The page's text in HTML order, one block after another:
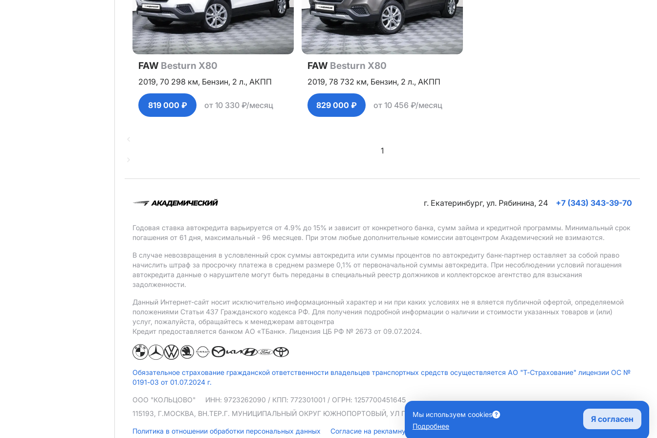
FAW Besturn X80
2019, 70 298 км, Бензин, 2 л., АКПП
819 000 ₽ от 10 330 ₽/месяц
FAW Besturn X80
2019, 78 732 км, Бензин, 2 л., АКПП
829 000 ₽ от 10 456 ₽/месяц
1
г. Екатеринбург, ул. Рябинина, 24 +7 (343) 343-39-70
Годовая ставка автокредита варьируется от 4.9% до 15% и зависит от конкретного банка, сумм займа и кредитной программы. Минимальный срок
погашения от 61 дня, максимальный - 96 месяцев. При этом любые дополнительные комиссии автоцентром Академический не взимаются.
В случае невозвращения в условленный срок суммы автокредита или суммы процентов по автокредиту банк-партнер оставляет за собой право
начислить штраф за просрочку платежа в среднем размере 0,1% от первоначальной суммы автокредита. При несоблюдении условий погашения
автокредита данные о нарушителе могут быть переданы в специальный реестр должников и коллекторское агентство для взыскания
задолженности.
Данный Интернет-сайт носит исключительно информационный характер и ни при каких условиях не я вляется публичной офертой, определяемой
положениями Статьи 437 Гражданского кодекса РФ. Для получения подробной информации о наличии и стоимости указанных товаров и (или)
услуг, пожалуйста, обращайтесь к менеджерам автоцентра
Кредит предоставляется банком АO «ТБанк». Лицензия ЦБ РФ № 2673 от 09.07.2024.
Обязательное страхование гражданской ответственности владельцев транспортных средств осуществляется АО "Т-Страхование" лицензии ОС №
0191-03 от 01.07.2024 г.
ООО "КОЛЬЦОВО" ИНН: 9723262090 / КПП: 772301001 / ОГРН: 1257700451645
115193, Г.МОСКВА, ВН.ТЕР.Г. МУНИЦИПАЛЬНЫЙ ОКРУГ ЮЖНОПОРТОВЫЙ, УЛ ПЕТРА РОМАНОВА, Д. 7 СТР. 1, ПОМЕЩ. 3/5
Политика в отношении обработки персональных данных Согласие на рекламную рассылку
Мы используем cookies
Подробнее
Я согласен